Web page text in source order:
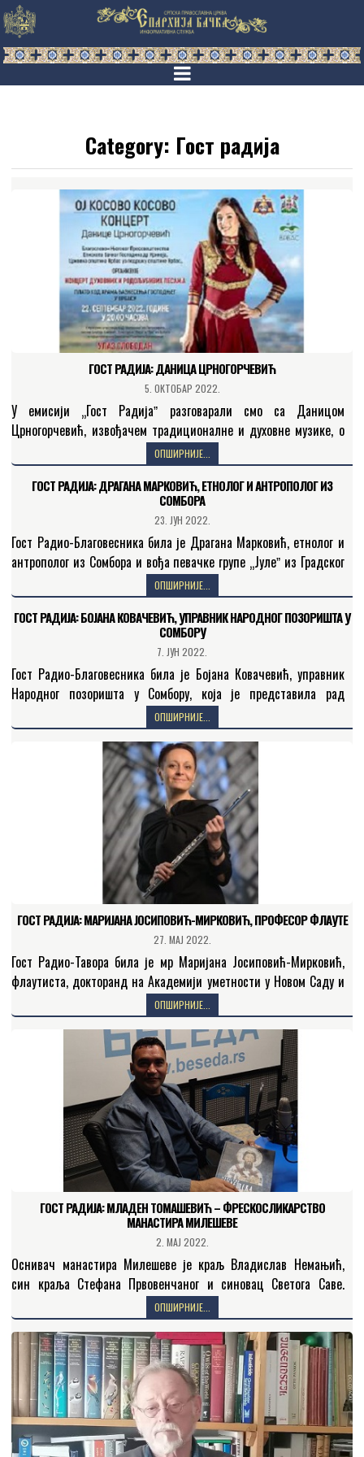
Category: Гост радија
ГОСТ РАДИЈА: ДАНИЦА ЦРНОГОРЧЕВИЋ
5. ОКТОБАР 2022.
У емисији „Гост Радијаˮ разговарали смо са Даницом
Црногорчевић, извођачем традиционалне и духовне музике, о
значају очувања верског, културног и националног блага, о
мисији њеног…
ОПШИРНИЈЕ...
ГОСТ РАДИЈА: ДРАГАНА МАРКОВИЋ, ЕТНОЛОГ И АНТРОПОЛОГ ИЗ
СОМБОРА
23. ЈУН 2022.
Гост Радио-Благовесника била је Драгана Марковић, етнолог и
антрополог из Сомбора и вођа певачке групе „Јулеˮ из Градског
културно-уметничког друштва „Раванградˮ из Сомбора.
Етнологија је…
ОПШИРНИЈЕ...
ГОСТ РАДИЈА: БОЈАНА КОВАЧЕВИЋ, УПРАВНИК НАРОДНОГ ПОЗОРИШТА У
СОМБОРУ
7. ЈУН 2022.
Гост Радио-Благовесника била је Бојана Ковачевић, управник
Народног позоришта у Сомбору, која је представила рад
сомборског позоришта и предстојећи јубиларни, тридесети
Позоришни маратон који ће…
ОПШИРНИЈЕ...
ГОСТ РАДИЈА: МАРИЈАНА ЈОСИПОВИЋ-МИРКОВИЋ, ПРОФЕСОР ФЛАУТЕ
27. МАЈ 2022.
Гост Радио-Тавора била је мр Маријана Јосиповић-Мирковић,
флаутиста, докторанд на Академији уметности у Новом Саду и
професор флауте у Музичкој школи „Јосип Славенскиˮ у Новом…
ОПШИРНИЈЕ...
ГОСТ РАДИЈА: МЛАДЕН ТОМАШЕВИЋ – ФРЕСКОСЛИКАРСТВО
МАНАСТИРА МИЛЕШЕВЕ
2. МАЈ 2022.
Оснивач манастира Милешеве је краљ Владислав Немањић,
син краља Стефана Првовенчаног и синовац Светога Саве.
Манастир је зидан за Савиног живота, уз његово присуство и…
ОПШИРНИЈЕ...